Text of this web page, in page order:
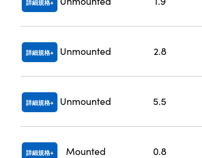
詳細規格
詳細規格 Unmounted 2.8
詳細規格 Unmounted 5.5
詳細規格 Mounted 0.8